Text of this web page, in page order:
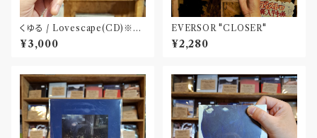
くゆる / Lovescape(CD)※特
典 : 缶バッヂ
¥3,000
EVERSOR "CLOSER"
¥2,280